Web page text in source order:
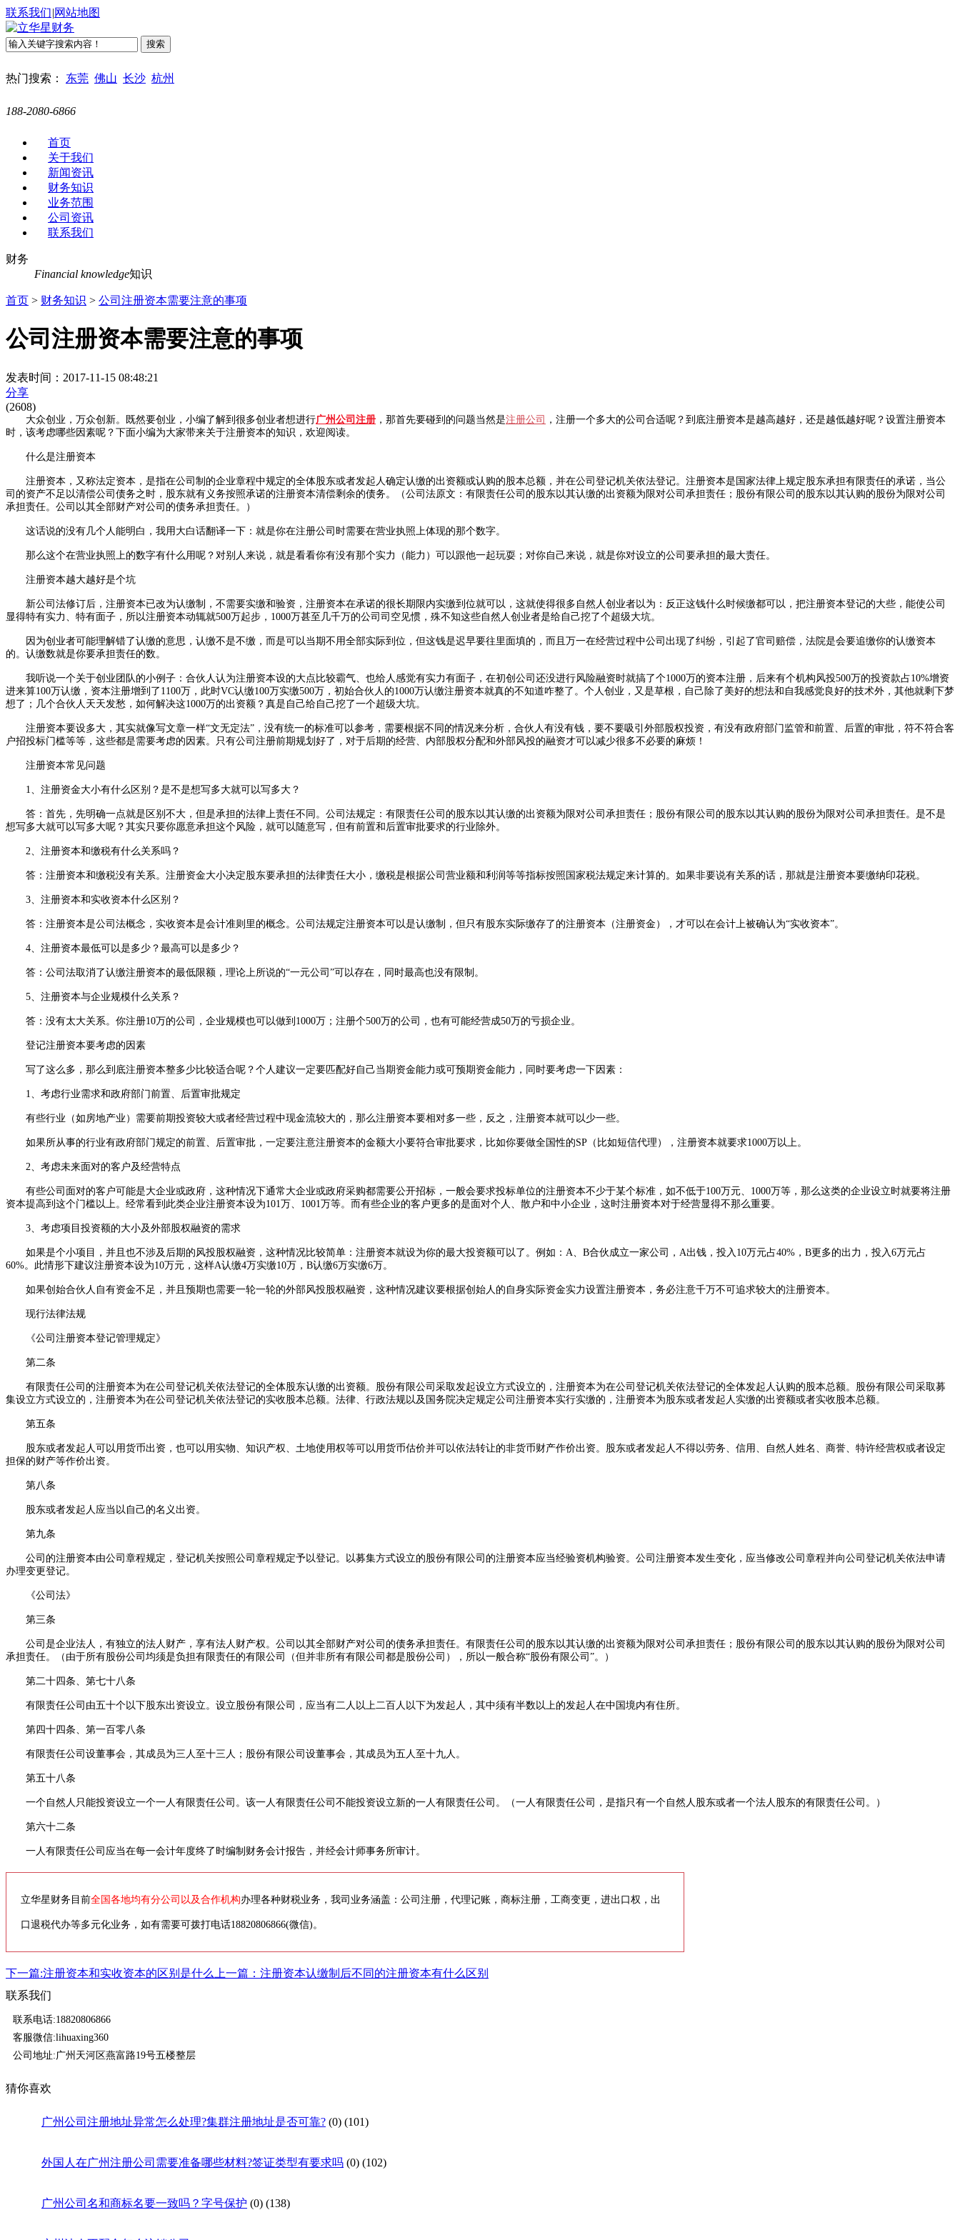
联系我们|网站地图
热门搜索： 东莞 佛山 长沙 杭州
188-2080-6866
首页
关于我们
新闻资讯
财务知识
业务范围
公司资讯
联系我们
财务
Financial knowledge知识
首页 > 财务知识 > 公司注册资本需要注意的事项
公司注册资本需要注意的事项
发表时间：2017-11-15 08:48:21
分享
(2608)
大众创业，万众创新。既然要创业，小编了解到很多创业者想进行广州公司注册 ，那首先要碰到的问题当然是注册公司
，注册一个多大的公司合适呢？到底注册资本是越高越好，还是越低越好呢？设置注册资本
时，该考虑哪些因素呢？下面小编为大家带来关于注册资本的知识，欢迎阅读。
什么是注册资本
注册资本，又称法定资本，是指在公司制的企业章程中规定的全体股东或者发起人确定认缴的出资额或认购的股本总额，并在公司登记机关依法登记。注册资本是国家法律上规定股东承担有限责任的承诺，当公
司的资产不足以清偿公司债务之时，股东就有义务按照承诺的注册资本清偿剩余的债务。（公司法原文：有限责任公司的股东以其认缴的出资额为限对公司承担责任；股份有限公司的股东以其认购的股份为限对公司
承担责任。公司以其全部财产对公司的债务承担责任。）
这话说的没有几个人能明白，我用大白话翻译一下：就是你在注册公司时需要在营业执照上体现的那个数字。
那么这个在营业执照上的数字有什么用呢？对别人来说，就是看看你有没有那个实力（能力）可以跟他一起玩耍；对你自己来说，就是你对设立的公司要承担的最大责任。
注册资本越大越好是个坑
新公司法修订后，注册资本已改为认缴制，不需要实缴和验资，注册资本在承诺的很长期限内实缴到位就可以，这就使得很多自然人创业者以为：反正这钱什么时候缴都可以，把注册资本登记的大些，能使公司
显得特有实力、特有面子，所以注册资本动辄就500万起步，1000万甚至几千万的公司司空见惯，殊不知这些自然人创业者是给自己挖了个超级大坑。
因为创业者可能理解错了认缴的意思，认缴不是不缴，而是可以当期不用全部实际到位，但这钱是迟早要往里面填的，而且万一在经营过程中公司出现了纠纷，引起了官司赔偿，法院是会要追缴你的认缴资本
的。认缴数就是你要承担责任的数。
我听说一个关于创业团队的小例子：合伙人认为注册资本设的大点比较霸气、也给人感觉有实力有面子，在初创公司还没进行风险融资时就搞了个1000万的资本注册，后来有个机构风投500万的投资款占10%增资
进来算100万认缴，资本注册增到了1100万，此时VC认缴100万实缴500万，初始合伙人的1000万认缴注册资本就真的不知道咋整了。个人创业，又是草根，自己除了美好的想法和自我感觉良好的技术外，其他就剩下梦
想了；几个合伙人天天发愁，如何解决这1000万的出资额？真是自己给自己挖了一个超级大坑。
注册资本要设多大，其实就像写文章一样“文无定法”，没有统一的标准可以参考，需要根据不同的情况来分析，合伙人有没有钱，要不要吸引外部股权投资，有没有政府部门监管和前置、后置的审批，符不符合客
户招投标门槛等等，这些都是需要考虑的因素。只有公司注册前期规划好了，对于后期的经营、内部股权分配和外部风投的融资才可以减少很多不必要的麻烦！
注册资本常见问题
1、注册资金大小有什么区别？是不是想写多大就可以写多大？
答：首先，先明确一点就是区别不大，但是承担的法律上责任不同。公司法规定：有限责任公司的股东以其认缴的出资额为限对公司承担责任；股份有限公司的股东以其认购的股份为限对公司承担责任。是不是
想写多大就可以写多大呢？其实只要你愿意承担这个风险，就可以随意写，但有前置和后置审批要求的行业除外。
2、注册资本和缴税有什么关系吗？
答：注册资本和缴税没有关系。注册资金大小决定股东要承担的法律责任大小，缴税是根据公司营业额和利润等等指标按照国家税法规定来计算的。如果非要说有关系的话，那就是注册资本要缴纳印花税。
3、注册资本和实收资本什么区别？
答：注册资本是公司法概念，实收资本是会计准则里的概念。公司法规定注册资本可以是认缴制，但只有股东实际缴存了的注册资本（注册资金），才可以在会计上被确认为“实收资本”。
4、注册资本最低可以是多少？最高可以是多少？
答：公司法取消了认缴注册资本的最低限额，理论上所说的“一元公司”可以存在，同时最高也没有限制。
5、注册资本与企业规模什么关系？
答：没有太大关系。你注册10万的公司，企业规模也可以做到1000万；注册个500万的公司，也有可能经营成50万的亏损企业。
登记注册资本要考虑的因素
写了这么多，那么到底注册资本整多少比较适合呢？个人建议一定要匹配好自己当期资金能力或可预期资金能力，同时要考虑一下因素：
1、考虑行业需求和政府部门前置、后置审批规定
有些行业（如房地产业）需要前期投资较大或者经营过程中现金流较大的，那么注册资本要相对多一些，反之，注册资本就可以少一些。
如果所从事的行业有政府部门规定的前置、后置审批，一定要注意注册资本的金额大小要符合审批要求，比如你要做全国性的SP（比如短信代理），注册资本就要求1000万以上。
2、考虑未来面对的客户及经营特点
有些公司面对的客户可能是大企业或政府，这种情况下通常大企业或政府采购都需要公开招标，一般会要求投标单位的注册资本不少于某个标准，如不低于100万元、1000万等，那么这类的企业设立时就要将注册
资本提高到这个门槛以上。经常看到此类企业注册资本设为101万、1001万等。而有些企业的客户更多的是面对个人、散户和中小企业，这时注册资本对于经营显得不那么重要。
3、考虑项目投资额的大小及外部股权融资的需求
如果是个小项目，并且也不涉及后期的风投股权融资，这种情况比较简单：注册资本就设为你的最大投资额可以了。例如：A、B合伙成立一家公司，A出钱，投入10万元占40%，B更多的出力，投入6万元占
60%。此情形下建议注册资本设为10万元，这样A认缴4万实缴10万，B认缴6万实缴6万。
如果创始合伙人自有资金不足，并且预期也需要一轮一轮的外部风投股权融资，这种情况建议要根据创始人的自身实际资金实力设置注册资本，务必注意千万不可追求较大的注册资本。
现行法律法规
《公司注册资本登记管理规定》
第二条
有限责任公司的注册资本为在公司登记机关依法登记的全体股东认缴的出资额。股份有限公司采取发起设立方式设立的，注册资本为在公司登记机关依法登记的全体发起人认购的股本总额。股份有限公司采取募
集设立方式设立的，注册资本为在公司登记机关依法登记的实收股本总额。法律、行政法规以及国务院决定规定公司注册资本实行实缴的，注册资本为股东或者发起人实缴的出资额或者实收股本总额。
第五条
股东或者发起人可以用货币出资，也可以用实物、知识产权、土地使用权等可以用货币估价并可以依法转让的非货币财产作价出资。股东或者发起人不得以劳务、信用、自然人姓名、商誉、特许经营权或者设定
担保的财产等作价出资。
第八条
股东或者发起人应当以自己的名义出资。
第九条
公司的注册资本由公司章程规定，登记机关按照公司章程规定予以登记。以募集方式设立的股份有限公司的注册资本应当经验资机构验资。公司注册资本发生变化，应当修改公司章程并向公司登记机关依法申请
办理变更登记。
《公司法》
第三条
公司是企业法人，有独立的法人财产，享有法人财产权。公司以其全部财产对公司的债务承担责任。有限责任公司的股东以其认缴的出资额为限对公司承担责任；股份有限公司的股东以其认购的股份为限对公司
承担责任。（由于所有股份公司均须是负担有限责任的有限公司（但并非所有有限公司都是股份公司），所以一般合称“股份有限公司”。）
第二十四条、第七十八条
有限责任公司由五十个以下股东出资设立。设立股份有限公司，应当有二人以上二百人以下为发起人，其中须有半数以上的发起人在中国境内有住所。
第四十四条、第一百零八条
有限责任公司设董事会，其成员为三人至十三人；股份有限公司设董事会，其成员为五人至十九人。
第五十八条
一个自然人只能投资设立一个一人有限责任公司。该一人有限责任公司不能投资设立新的一人有限责任公司。（一人有限责任公司，是指只有一个自然人股东或者一个法人股东的有限责任公司。）
第六十二条
一人有限责任公司应当在每一会计年度终了时编制财务会计报告，并经会计师事务所审计。
立华星财务目前全国各地均有分公司以及合作机构办理各种财税业务，我司业务涵盖：公司注册，代理记账，商标注册，工商变更，进出口权，出
口退税代办等多元化业务，如有需要可拨打电话18820806866(微信)。
下一篇:注册资本和实收资本的区别是什么 上一篇：注册资本认缴制后不同的注册资本有什么区别
联系我们
联系电话:18820806866
客服微信:lihuaxing360
公司地址:广州天河区燕富路19号五楼整层
猜你喜欢
广州公司注册地址异常怎么处理?集群注册地址是否可靠? (0) (101)
外国人在广州注册公司需要准备哪些材料?签证类型有要求吗 (0) (102)
广州公司名和商标名要一致吗？字号保护 (0) (138)